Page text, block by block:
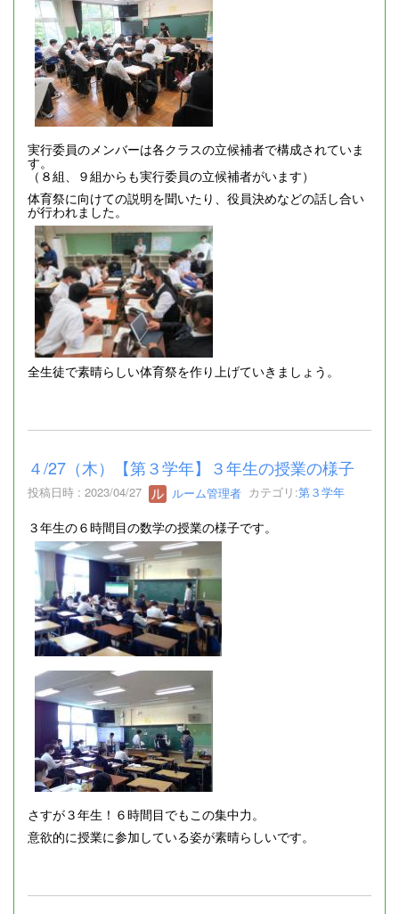
実行委員のメンバーは各クラスの立候補者で構成されていま
す。
（８組、９組からも実行委員の立候補者がいます）
体育祭に向けての説明を聞いたり、役員決めなどの話し合い
が行われました。
全生徒で素晴らしい体育祭を作り上げていきましょう。
４/27（木）【第３学年】３年生の授業の様子
投稿日時 : 2023/04/27 ルーム管理者 カテゴリ:第３学年
３年生の６時間目の数学の授業の様子です。
さすが３年生！６時間目でもこの集中力。
意欲的に授業に参加している姿が素晴らしいです。